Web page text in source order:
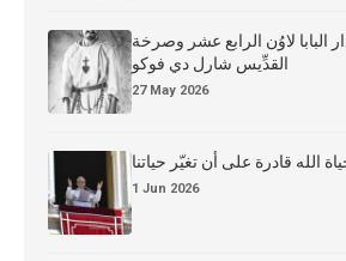
البابا لاوُن الرابع عشر وصرخة
القدِّيس شارل دي فوكو
27 May 2026
حياة الله قادرة على أن تغيّر حياتنا
1 Jun 2026